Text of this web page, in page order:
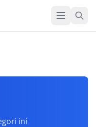
ini